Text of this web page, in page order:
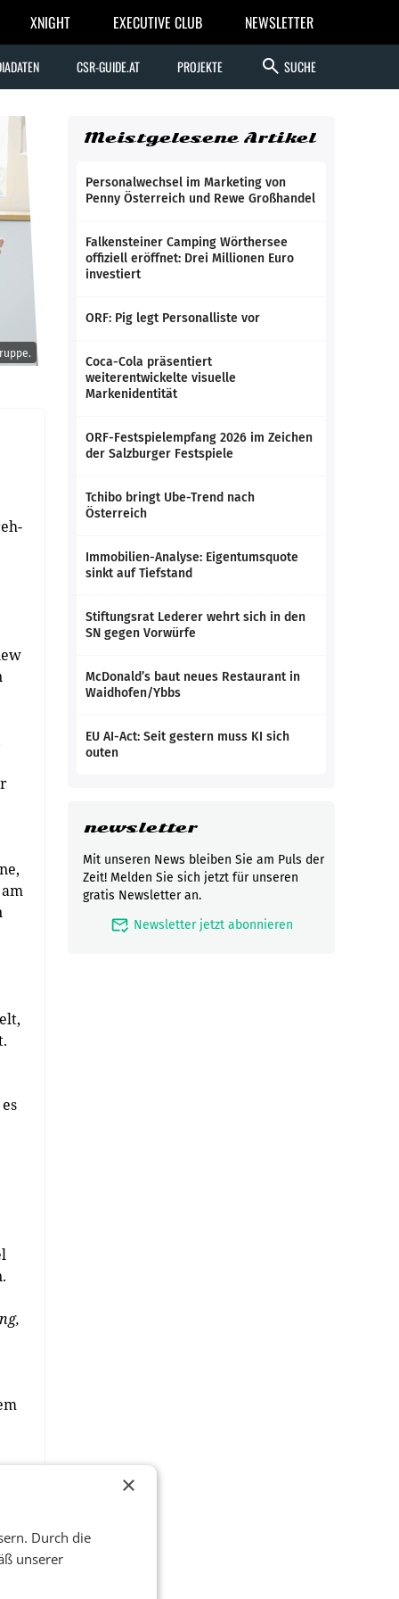
XNIGHT EXECUTIVE CLUB NEWSLETTER
CSR-GUIDE.AT PROJEKTE search SUCHE
Meistgelesene Artikel
Personalwechsel im Marketing von
Penny Österreich und Rewe Großhandel
Falkensteiner Camping Wörthersee
offiziell eröffnet: Drei Millionen Euro
investiert
ORF: Pig legt Personalliste vor
Coca-Cola präsentiert
weiterentwickelte visuelle
Markenidentität
ORF-Festspielempfang 2026 im Zeichen
der Salzburger Festspiele
Tchibo bringt Ube-Trend nach
Österreich
Immobilien-Analyse: Eigentumsquote
sinkt auf Tiefstand
Stiftungsrat Lederer wehrt sich in den
SN gegen Vorwürfe
McDonald’s baut neues Restaurant in
Waidhofen/Ybbs
EU AI-Act: Seit gestern muss KI sich
outen
newsletter
Mit unseren News bleiben Sie am Puls der
Zeit! Melden Sie sich jetzt für unseren
gratis Newsletter an.
mark_email_read Newsletter jetzt abonnieren
×
Durch die
unserer